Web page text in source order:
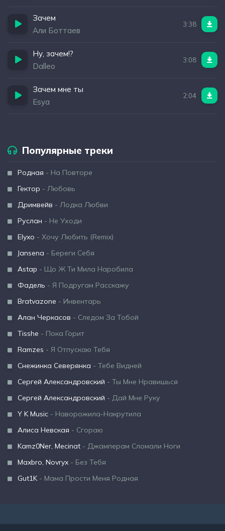
Зачем
Али Боттаев
3:38
Ну, зачем!?
Dalleo
3:08
Зачем мне ты
Esya
2:04
Популярные треки
Родная - На Повторе
Гектор - Любовь
Дримвейв - Лодка Любви
Руслан - Не Уходи
Elyxo - Хочу Любить (Remix)
Jansena - Береги Себя
Astap - Що Ж Ти Мила Наробила
Фадель - Я Подругам Расскажу
Bratvazone - Инвентарь
Алан Черкасов - Следом За Тобой
Tisshe - Пока Горит
Ramzes - Я Отпускаю Тебя
Снежинка Северянка - Тебе Видней
Сергей Александровский - Ты Мне Нравишься
Сергей Александровский - Дай Мне Руку
Y K Music - Наворожила-Накрутила
Алиса Невская - Сгораю
Kamz0Ner, Mecinat - Джамперам Сломали Ноги
Maxbro, Novryx - Без Тебя
Gut1K- Мама Прости Меня Родная